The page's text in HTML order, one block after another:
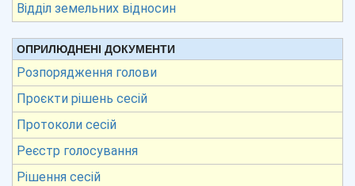
Відділ земельних відносин
ОПРИЛЮДНЕНІ ДОКУМЕНТИ
Розпорядження голови
Проєкти рішень сесій
Протоколи сесій
Реєстр голосування
Рішення сесій